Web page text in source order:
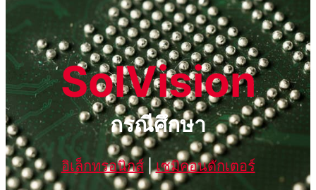
SolVision
กรณีศึกษา
อิเล็กทรอนิกส์|เซมิคอนดักเตอร์